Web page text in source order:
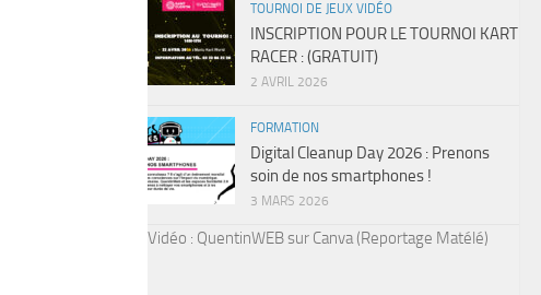
TOURNOI DE JEUX VIDÉO
INSCRIPTION POUR LE TOURNOI KART
RACER : (GRATUIT)
2 AVRIL 2026
FORMATION
Digital Cleanup Day 2026 : Prenons
soin de nos smartphones !
3 MARS 2026
Vidéo : QuentinWEB sur Canva (Reportage Matélé)